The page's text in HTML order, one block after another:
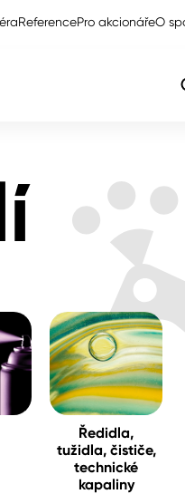
ReferencePro akcionářeO
Ředidla,
tužidla, čističe,
technické
kapaliny